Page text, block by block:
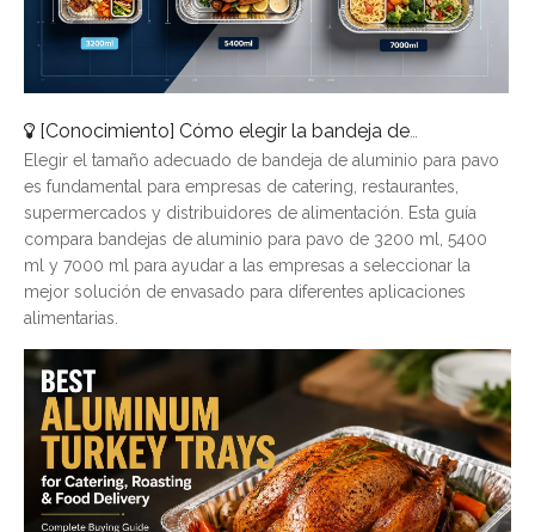
[Conocimiento] Cómo elegir la bandeja de aluminio para pavo adecuada: una guía de tamaños completa
Elegir el tamaño adecuado de bandeja de aluminio para pavo
es fundamental para empresas de catering, restaurantes,
supermercados y distribuidores de alimentación. Esta guía
compara bandejas de aluminio para pavo de 3200 ml, 5400
ml y 7000 ml para ayudar a las empresas a seleccionar la
mejor solución de envasado para diferentes aplicaciones
alimentarias.